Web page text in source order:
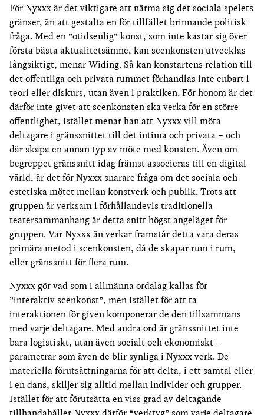
För Nyxxx är det viktigare att närma sig det sociala spelets
gränser, än att gestalta en för tillfället brinnande politisk
fråga. Med en ”otidsenlig” konst, som inte kastar sig över
första bästa aktualitetsämne, kan scenkonsten utvecklas
långsiktigt, menar Widing. Så kan konstartens relation till
det offentliga och privata rummet förhandlas inte enbart i
teori eller diskurs, utan även i praktiken. För honom är det
därför inte givet att scenkonsten ska verka för en större
offentlighet, istället menar han att Nyxxx vill möta
deltagare i gränssnittet till det intima och privata – och
där skapa en annan typ av möte med konsten. Även om
begreppet gränssnitt idag främst associeras till en digital
värld, är det för Nyxxx snarare fråga om det sociala och
estetiska mötet mellan konstverk och publik. Trots att
gruppen är verksam i förhållandevis traditionella
teatersammanhang är detta snitt högst angeläget för
gruppen. Var Nyxxx än verkar framstår detta vara deras
primära metod i scenkonsten, då de skapar rum i rum,
eller gränssnitt för flera rum.
Nyxxx gör vad som i allmänna ordalag kallas för
”interaktiv scenkonst”, men istället för att ta
interaktionen för given komponerar de den tillsammans
med varje deltagare. Med andra ord är gränssnittet inte
bara logistiskt, utan även socialt och ekonomiskt –
parametrar som även de blir synliga i Nyxxx verk. De
materiella förutsättningarna för att delta, i ett samtal eller
i en dans, skiljer sig alltid mellan individer och grupper.
Istället för att förutsätta en viss grad av deltagande